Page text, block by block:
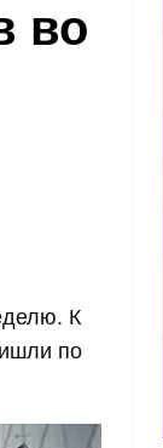
во
К
по